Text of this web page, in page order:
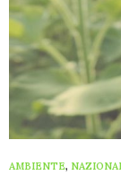
AMBIENTE,